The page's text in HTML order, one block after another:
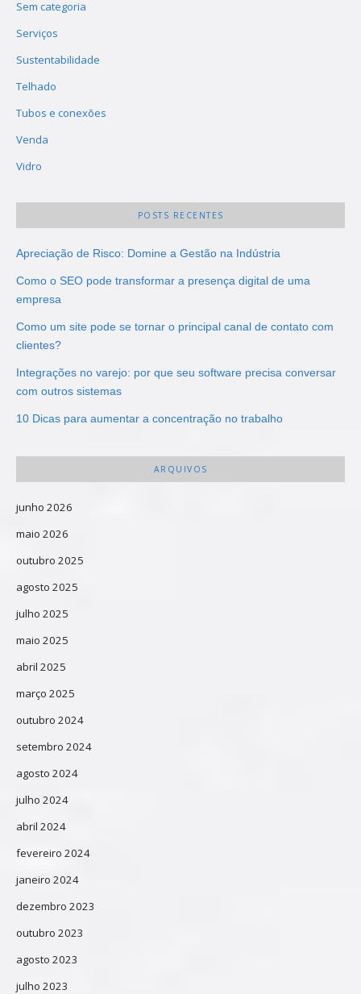
Sem categoria
Serviços
Sustentabilidade
Telhado
Tubos e conexões
Venda
Vidro
POSTS RECENTES
Apreciação de Risco: Domine a Gestão na Indústria
Como o SEO pode transformar a presença digital de uma
empresa
Como um site pode se tornar o principal canal de contato com
clientes?
Integrações no varejo: por que seu software precisa conversar
com outros sistemas
10 Dicas para aumentar a concentração no trabalho
ARQUIVOS
junho 2026
maio 2026
outubro 2025
agosto 2025
julho 2025
maio 2025
abril 2025
março 2025
outubro 2024
setembro 2024
agosto 2024
julho 2024
abril 2024
fevereiro 2024
janeiro 2024
dezembro 2023
outubro 2023
agosto 2023
julho 2023